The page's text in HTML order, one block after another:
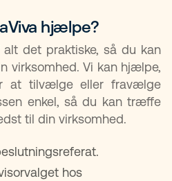
hjælpe?
det praktiske, så du kan
virksomhed. Vi kan hjælpe,
at tilvælge eller fravælge
enkel, så du kan træffe
til din virksomhed.
hos